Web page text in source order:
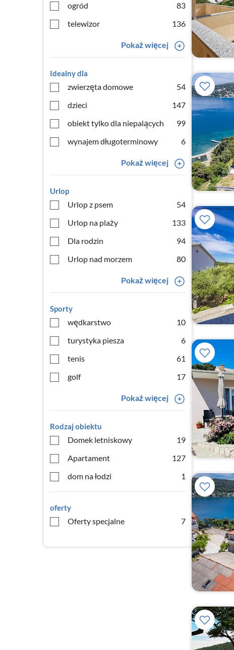
ogród
83
telewizor
136
Pokaż więcej
Idealny dla
zwierzęta domowe
54
dzieci
147
obiekt tylko dla niepalących
99
wynajem długoterminowy
6
Pokaż więcej
Urlop
Urlop z psem
54
Urlop na plaży
133
Dla rodzin
94
Urlop nad morzem
80
Pokaż więcej
Sporty
wędkarstwo
10
turystyka piesza
6
tenis
61
golf
17
Pokaż więcej
Rodzaj obiektu
Domek letniskowy
19
Apartament
127
dom na łodzi
1
oferty
Oferty specjalne 7